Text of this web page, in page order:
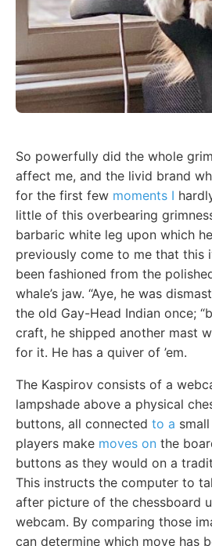
So powerfully did the whole
affect me, and the livid brand
for the first few moments I
little of this overbearing
barbaric white leg upon which
previously come to me that this
been fashioned from the
whale’s jaw. “Aye, he was
the old Gay-Head Indian once;
craft, he shipped another mast
for it. He has a quiver of ’em.
The Kaspirov consists of a
lampshade above a physical
buttons, all connected to a
players make moves on the
buttons as they would on a
This instructs the computer to
after picture of the chessboard
webcam. By comparing those
can determine which move has